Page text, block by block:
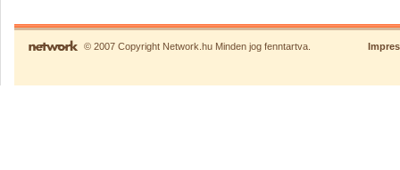
© 2007 Copyright Network.hu Minden jog fenntartva.